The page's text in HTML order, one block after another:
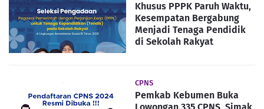
Khusus PPPK Paruh Waktu,
Kesempatan Bergabung
Menjadi Tenaga Pendidik
di Sekolah Rakyat
CPNS
Pemkab Kebumen Buka